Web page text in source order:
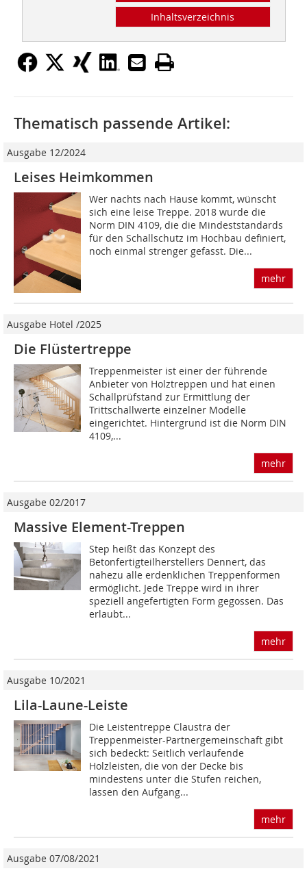
Inhaltsverzeichnis
Thematisch passende Artikel:
Ausgabe 12/2024
Leises Heimkommen
Wer nachts nach Hause kommt, wünscht
sich eine leise Treppe. 2018 wurde die
Norm DIN 4109, die die Mindeststandards
für den Schallschutz im Hochbau definiert,
noch einmal strenger gefasst. Die...
mehr
Ausgabe Hotel /2025
Die Flüstertreppe
Treppenmeister ist einer der führende
Anbieter von Holztreppen und hat einen
Schallprüfstand zur Ermittlung der
Trittschallwerte einzelner Modelle
eingerichtet. Hintergrund ist die Norm DIN
4109,...
mehr
Ausgabe 02/2017
Massive Element-Treppen
Step heißt das Konzept des
Betonfertigteilherstellers Dennert, das
nahezu alle erdenklichen Treppenformen
ermöglicht. Jede Treppe wird in ihrer
speziell angefertigten Form gegossen. Das
erlaubt...
mehr
Ausgabe 10/2021
Lila-Laune-Leiste
Die Leistentreppe Claustra der
Treppenmeister-Partnergemeinschaft gibt
sich bedeckt: Seitlich verlaufende
Holzleisten, die von der Decke bis
mindestens unter die Stufen reichen,
lassen den Aufgang...
mehr
Ausgabe 07/08/2021